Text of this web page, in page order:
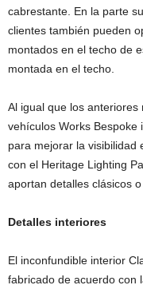
cabrestante. En la parte
clientes también pueden
montados en el techo de
montada en el techo.
Al igual que los
vehículos Works Bespoke
para mejorar la visibilidad
con el Heritage Lighting
aportan detalles clásicos
Detalles interiores
El inconfundible interior
fabricado de acuerdo con